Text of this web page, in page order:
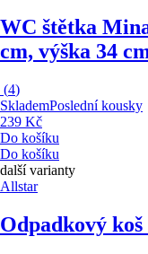
WC štětka
cm, výška 34
(4)
SklademPoslední kousky
239 Kč
Do košíku
Do košíku
další varianty
Allstar
Odpadkový